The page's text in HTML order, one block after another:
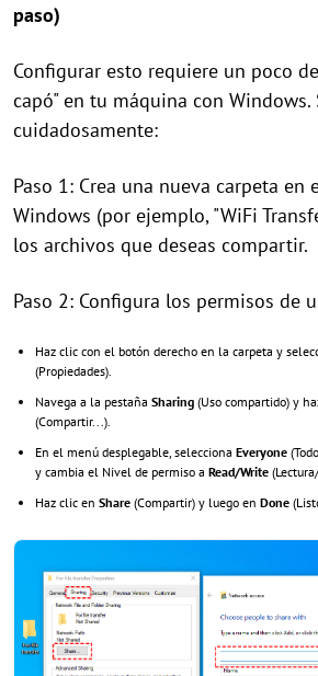
paso)
Configurar esto requiere un poco
capó" en tu máquina con Windows.
cuidadosamente:
Paso 1: Crea una nueva carpeta en
Windows (por ejemplo, "WiFi
los archivos que deseas compartir.
Paso 2: Configura los permisos de
Haz clic con el botón derecho en la carpeta y
(Propiedades).
Navega a la pestaña Sharing (Uso compartido) y
(Compartir...).
En el menú desplegable, selecciona Everyone
y cambia el Nivel de permiso a Read/Write
Haz clic en Share (Compartir) y luego en Done